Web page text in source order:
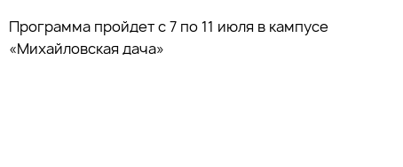
Программа пройдет с 7 по 11 июля в кампусе
«Михайловская дача»